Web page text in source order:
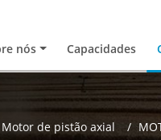
nós Capacidades
Motor de pistão axial